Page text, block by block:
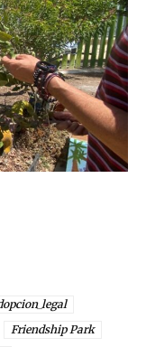
Friendship Park